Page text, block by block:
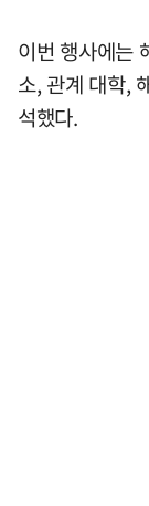
이번 행사에는
소, 관계 대학,
석했다.